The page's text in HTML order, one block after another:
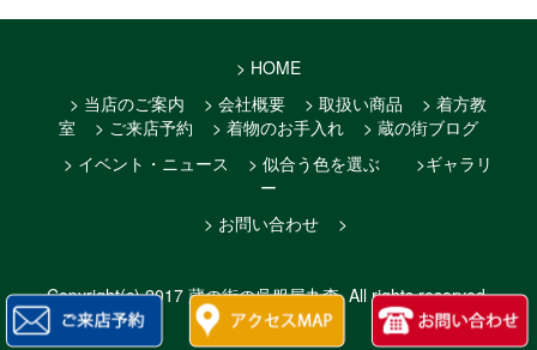
> HOME
> 当店のご案内
> 会社概要 > 取扱い商品
> 着方教
室
> ご来店予約 > 着物のお手入れ
> 蔵の街ブログ
> イベント・ニュース
> 似合う色を選ぶ
>ギャラリ
ー
> お問い合わせ
>
Copyright(c)2017 蔵の街の呉服屋丸森. All rights reserved.